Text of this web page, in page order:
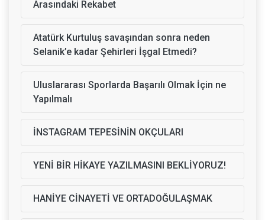
Arasındaki Rekabet
Atatürk Kurtuluş savaşından sonra neden
Selanik’e kadar Şehirleri İşgal Etmedi?
Uluslararası Sporlarda Başarılı Olmak İçin ne
Yapılmalı
İNSTAGRAM TEPESİNİN OKÇULARI
YENİ BİR HİKAYE YAZILMASINI BEKLİYORUZ!
HANİYE CİNAYETİ VE ORTADOĞULAŞMAK